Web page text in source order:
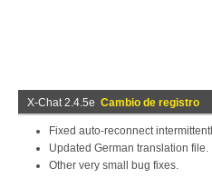
X-Chat 2.4.5e Cambio de registro
Fixed auto-reconnect
Updated German translation file.
Other very small bug fixes.